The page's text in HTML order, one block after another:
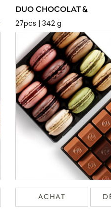
DUO CHOCOLAT &
27pcs | 342 g
ACHAT